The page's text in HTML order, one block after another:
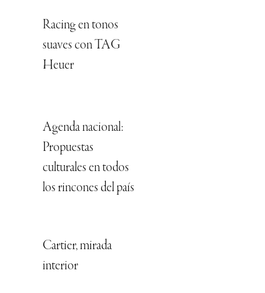
Racing en tonos
suaves con TAG
Heuer
Agenda nacional:
Propuestas
culturales en todos
los rincones del país
Cartier, mirada
interior